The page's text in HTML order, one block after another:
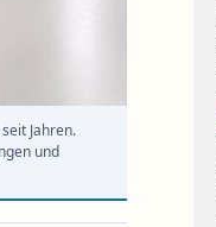
Jahren.
und